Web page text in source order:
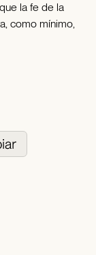
la fe de la
como mínimo,